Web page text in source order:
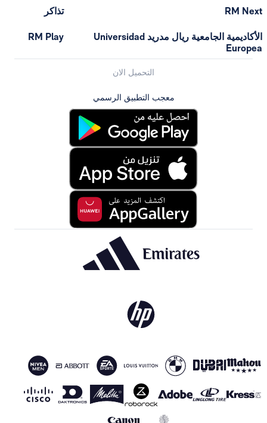
RM Next
الأكاديمية الجامعية ريال مدريد Universidad
Europea
تذاكر
RM Play
التحميل الان
معجب التطبيق الرسمي